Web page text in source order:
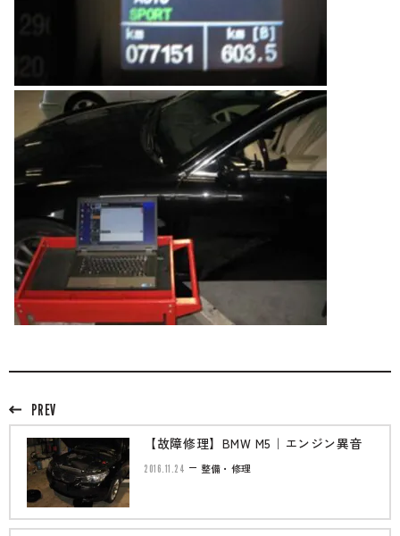
PREV
【故障修理】BMW M5｜エンジン異音
2016.11.24 整備・修理